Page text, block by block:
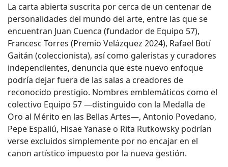
La carta abierta suscrita por cerca de un centenar de
personalidades del mundo del arte, entre las que se
encuentran Juan Cuenca (fundador de Equipo 57),
Francesc Torres (Premio Velázquez 2024), Rafael Botí
Gaitán (coleccionista), así como galeristas y curadores
independientes, denuncia que este nuevo enfoque
podría dejar fuera de las salas a creadores de
reconocido prestigio. Nombres emblemáticos como el
colectivo Equipo 57 —distinguido con la Medalla de
Oro al Mérito en las Bellas Artes—, Antonio Povedano,
Pepe Espaliú, Hisae Yanase o Rita Rutkowsky podrían
verse excluidos simplemente por no encajar en el
canon artístico impuesto por la nueva gestión.